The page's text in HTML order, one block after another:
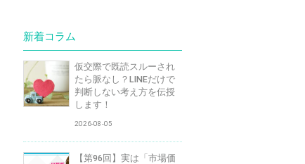
新着コラム
仮交際で既読スルーされ
たら脈なし？LINEだけで
判断しない考え方を伝授
します！
2026-08-05
【第96回】実は「市場価